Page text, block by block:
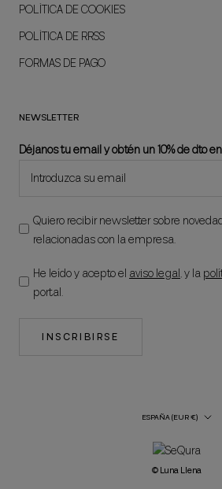
POLÍTICA DE COOKIES
POLÍTICA DE RRSS
FORMAS DE PAGO
NEWSLETTER
Déjanos tu email y obtén un 10% de dto
Quiero recibir newsletter sobre
relacionadas con la empresa.
He leído y acepto el aviso legal, y la
portal.
INSCRIBIRSE
País/región
ESPAÑA (EUR €)
© Luna Llena